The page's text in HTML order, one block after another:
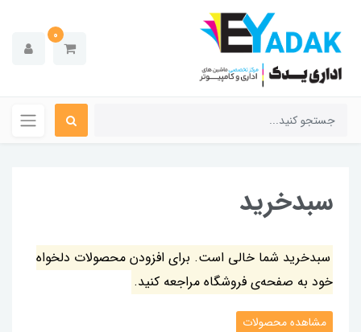
0
سبدخرید
سبدخرید شما خالی است. برای افزودن محصولات دلخواه
خود به صفحه‌ی فروشگاه مراجعه کنید.
مشاهده محصولات